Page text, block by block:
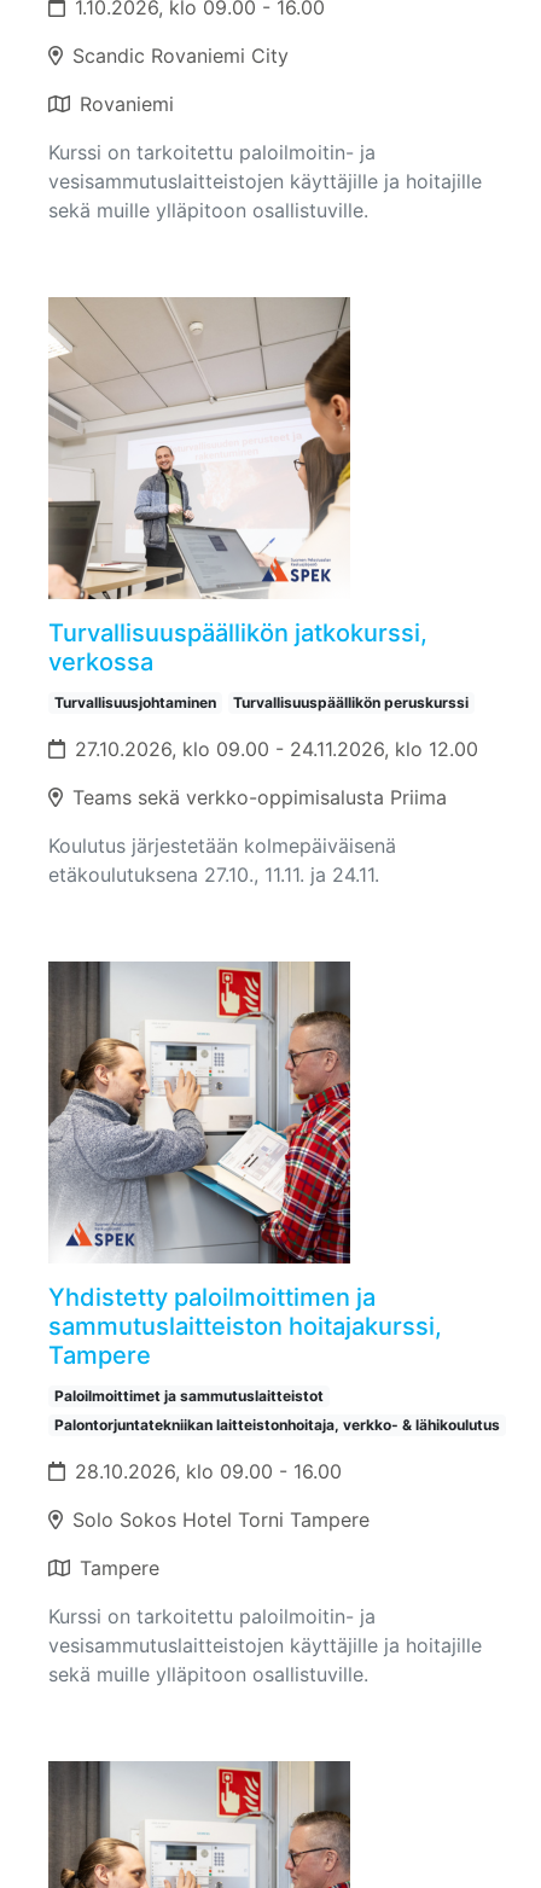
1.10.2026, klo 09.00 - 16.00
Scandic Rovaniemi City
Rovaniemi
Kurssi on tarkoitettu paloilmoitin- ja
vesisammutuslaitteistojen käyttäjille ja hoitajille
sekä muille ylläpitoon osallistuville.
Turvallisuuspäällikön jatkokurssi,
verkossa
Turvallisuusjohtaminen Turvallisuuspäällikön peruskurssi
27.10.2026, klo 09.00 - 24.11.2026, klo 12.00
Teams sekä verkko-oppimisalusta Priima
Koulutus järjestetään kolmepäiväisenä
etäkoulutuksena 27.10., 11.11. ja 24.11.
Yhdistetty paloilmoittimen ja
sammutuslaitteiston hoitajakurssi,
Tampere
Paloilmoittimet ja sammutuslaitteistot
Palontorjuntatekniikan laitteistonhoitaja, verkko- & lähikoulutus
28.10.2026, klo 09.00 - 16.00
Solo Sokos Hotel Torni Tampere
Tampere
Kurssi on tarkoitettu paloilmoitin- ja
vesisammutuslaitteistojen käyttäjille ja hoitajille
sekä muille ylläpitoon osallistuville.